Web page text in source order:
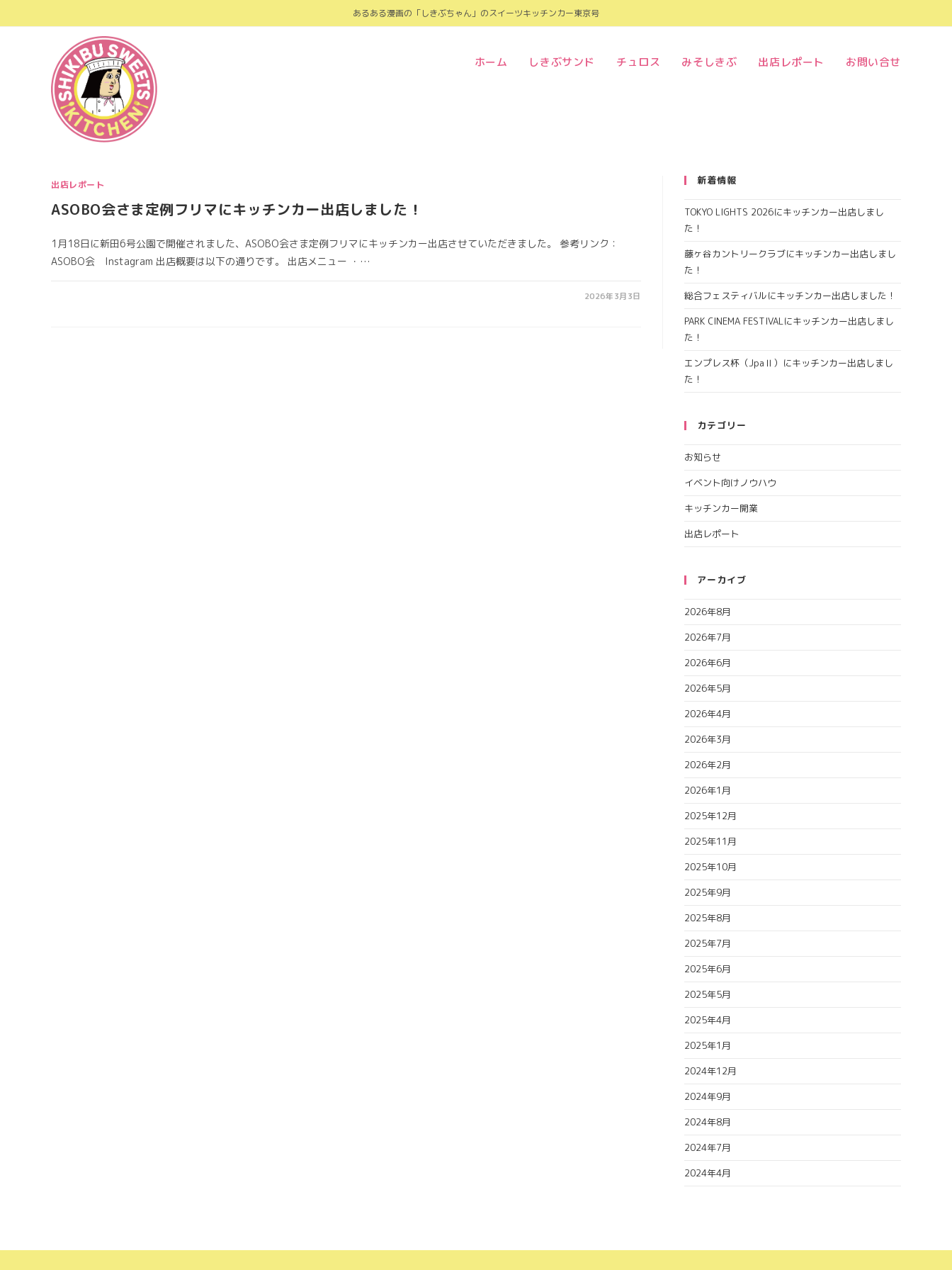
ン
あるある漫画の「しきぶちゃん」のスイーツキッチンカー東京号
ホーム しきぶサンド チュロス みそしきぶ 出店レポート お問い合せ
出店レポート
ASOBO会さま定例フリマにキッチンカー出店しました！
1月18日に新田6号公園で開催されました、ASOBO会さま定例フリマにキッチンカー出店させていただきました。 参考リンク：
ASOBO会 Instagram 出店概要は以下の通りです。 出店メニュー ・…
2026年3月3日
新着情報
TOKYO LIGHTS 2026にキッチンカー出店しまし
た！
藤ヶ谷カントリークラブにキッチンカー出店しまし
た！
総合フェスティバルにキッチンカー出店しました！
PARK CINEMA FESTIVALにキッチンカー出店しまし
た！
エンプレス杯（JpaⅡ）にキッチンカー出店しまし
た！
カテゴリー
お知らせ
イベント向けノウハウ
キッチンカー開業
出店レポート
アーカイブ
2026年8月
2026年7月
2026年6月
2026年5月
2026年4月
2026年3月
2026年2月
2026年1月
2025年12月
2025年11月
2025年10月
2025年9月
2025年8月
2025年7月
2025年6月
2025年5月
2025年4月
2025年1月
2024年12月
2024年9月
2024年8月
2024年7月
2024年4月